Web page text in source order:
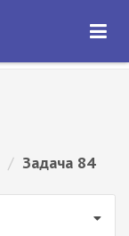
ОТКРЫТЬ
/ Задача 84